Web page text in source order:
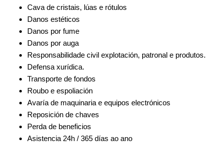
Cava de cristais, lúas e rótulos
Danos estéticos
Danos por fume
Danos por auga
Responsabilidade civil explotación, patronal e produtos.
Defensa xurídica.
Transporte de fondos
Roubo e espoliación
Avaría de maquinaria e equipos electrónicos
Reposición de chaves
Perda de beneficios
Asistencia 24h / 365 días ao ano